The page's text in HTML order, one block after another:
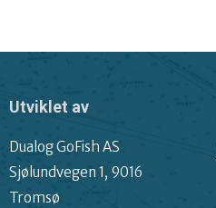
Utviklet av
Dualog GoFish AS
Sjølundvegen 1, 9016
Tromsø